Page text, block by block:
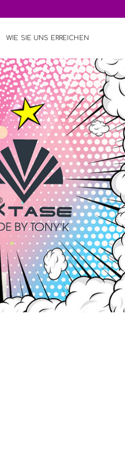
WIE SIE UNS ERREICHEN